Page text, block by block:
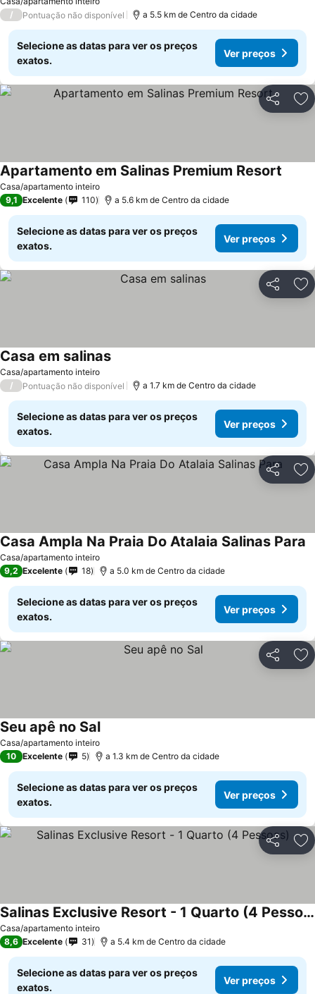
/ Pontuação não disponível a 5.5 km de Centro da cidade
Selecione as datas para ver os preços
exatos.
Ver preços
Partilhar
Casa/apartamento inteiro
Apartamento em Salinas Premium Resort
9,1 Excelente 110 a 5.6 km de Centro da cidade
Selecione as datas para ver os preços
exatos.
Ver preços
Partilhar
Casa/apartamento inteiro
Casa em salinasVer preços
/ Pontuação não disponível a 1.7 km de Centro da cidade
Selecione as datas para ver os preços
exatos.
Ver preços
Partilhar
Casa/apartamento inteiro
Casa Ampla Na Praia Do Atalaia Salinas Para
9,2 Excelente 18 a 5.0 km de Centro da cidade
Selecione as datas para ver os preços
exatos.
Ver preços
Partilhar
Casa/apartamento inteiro
Seu apê no SalVer preços
10 Excelente 5 a 1.3 km de Centro da cidade
Selecione as datas para ver os preços
exatos.
Ver preços
Partilhar
Casa/apartamento inteiro
Salinas Exclusive Resort - 1 Quarto (4 Pessoas)
Ver preços
8,6 Excelente 31 a 5.4 km de Centro da cidade
Selecione as datas para ver os preços
exatos.
Ver preços